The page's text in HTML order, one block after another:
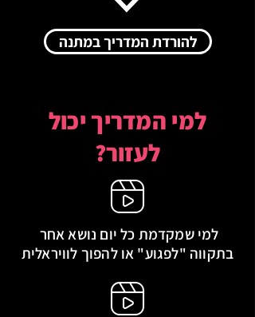
להורדת המדריך במתנה
למי המדריך יכול
לעזור?
למי שמקדמת כל יום נושא אחר
בתקווה "לפגוע" או להפוך לוויראלית